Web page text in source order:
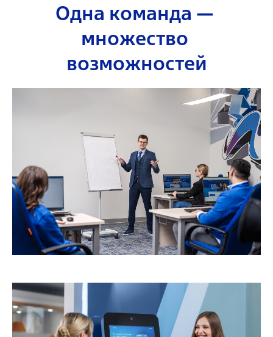
Одна команда —
множество
возможностей